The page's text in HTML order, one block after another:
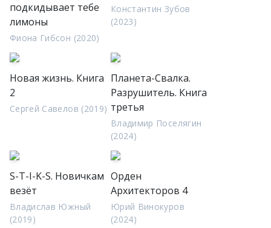
подкидывает тебе
лимоны
Фиона Гибсон (2020)
Константин Зубов
(2023)
Новая жизнь. Книга
2
Сергей Савелов (2019)
Планета-Свалка.
Разрушитель. Книга
третья
Владимир Поселягин
(2024)
S-T-I-K-S. Новичкам
везёт
Владислав Южный
(2019)
Орден
Архитекторов 4
Юрий Винокуров
(2024)